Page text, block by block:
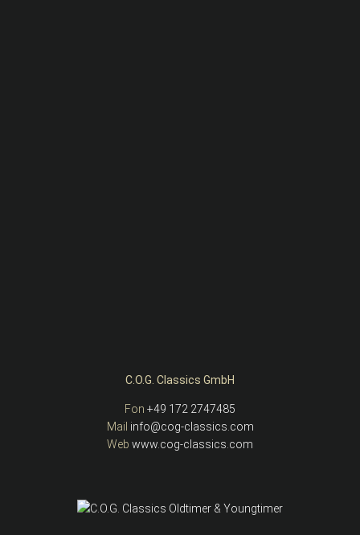
C.O.G. Classics GmbH
Fon +49 172 2747485
Mail info@cog-classics.com
Web www.cog-classics.com